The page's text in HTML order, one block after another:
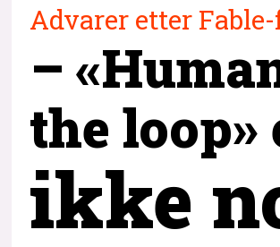
Advarer etter
–
the loop»
ikke